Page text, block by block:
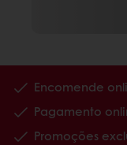
Encomende
Pagamento
Promoções